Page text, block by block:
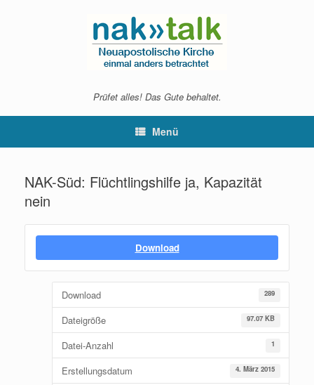
Prüfet alles! Das Gute behaltet.
Menü
NAK-Süd: Flüchtlingshilfe ja, Kapazität
nein
Download
Download 289
Dateigröße 97.07 KB
Datei-Anzahl 1
Erstellungsdatum 4. März 2015